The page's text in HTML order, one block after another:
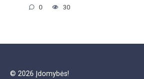
0 30
© 2026 Įdomybės!